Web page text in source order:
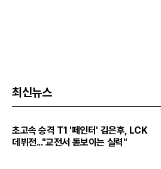
최신뉴스
초고속 승격 T1 '페인터' 김은후, LCK
데뷔전..."교전서 돋보이는 실력"